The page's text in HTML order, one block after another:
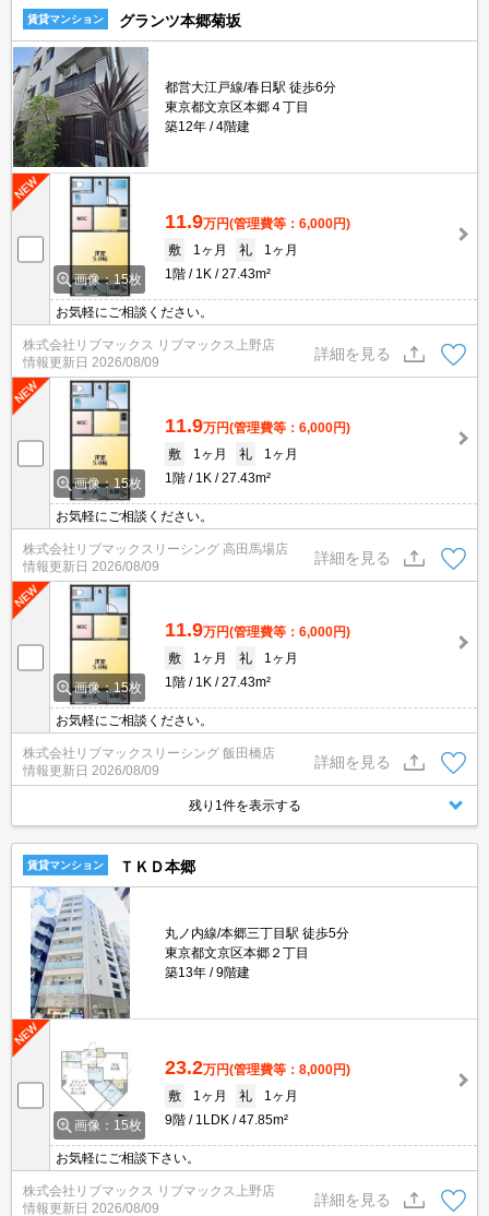
賃貸マンション グランツ本郷菊坂
都営大江戸線/春日駅 徒歩6分
東京都文京区本郷４丁目
築12年
4階建
画像：15枚
11.9万円(管理費等：6,000円)
敷
1ヶ月 礼
1ヶ月
1階
1K 27.43m²
お気軽にご相談ください。
株式会社リブマックス リブマックス上野店
情報更新日 2026/08/09
詳細を見る
画像：15枚
11.9万円(管理費等：6,000円)
敷
1ヶ月 礼
1ヶ月
1階
1K 27.43m²
お気軽にご相談ください。
株式会社リブマックスリーシング 高田馬場店
情報更新日 2026/08/09
詳細を見る
画像：15枚
11.9万円(管理費等：6,000円)
敷
1ヶ月 礼
1ヶ月
1階
1K 27.43m²
お気軽にご相談ください。
株式会社リブマックスリーシング 飯田橋店
情報更新日 2026/08/09
詳細を見る
残り1件を表示する
賃貸マンション ＴＫＤ本郷
丸ノ内線/本郷三丁目駅 徒歩5分
東京都文京区本郷２丁目
築13年
9階建
画像：15枚
23.2万円(管理費等：8,000円)
敷
1ヶ月 礼
1ヶ月
9階
1LDK 47.85m²
お気軽にご相談下さい。
株式会社リブマックス リブマックス上野店
情報更新日 2026/08/09
詳細を見る